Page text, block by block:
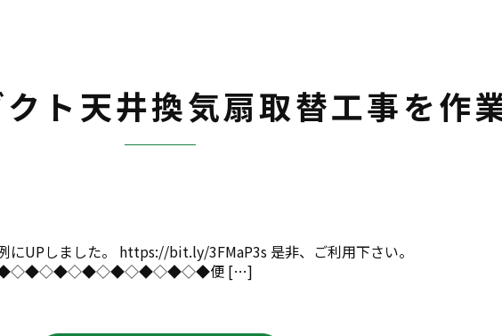
ト天井換気扇取替工事を作
UPしました。 https://bit.ly/3FMaP3s 是非、ご利用下さい。
便 […]